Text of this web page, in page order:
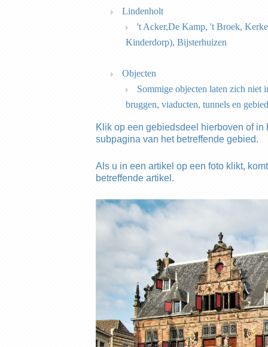
Lindenholt
't Acker,De Kamp, 't Broek,
Kinderdorp), Bijsterhuizen
Objecten
Sommige objecten laten zich niet
bruggen, viaducten, tunnels en
Klik op een gebiedsdeel hierboven of
subpagina van het betreffende gebied.
Als u in een artikel op een foto klikt,
betreffende artikel.